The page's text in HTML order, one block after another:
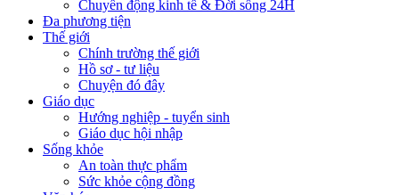
Chuyển động kinh tế & Đời sống 24H
Đa phương tiện
Thế giới
Chính trường thế giới
Hồ sơ - tư liệu
Chuyện đó đây
Giáo dục
Hướng nghiệp - tuyển sinh
Giáo dục hội nhập
Sống khỏe
An toàn thực phẩm
Sức khỏe cộng đồng